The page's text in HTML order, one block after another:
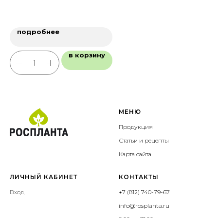
подробнее
в корзину
МЕНЮ
Продукция
Статьи и рецепты
Карта сайта
ЛИЧНЫЙ КАБИНЕТ
Вход
КОНТАКТЫ
+7 (812) 740-79-67
info@rosplanta.ru